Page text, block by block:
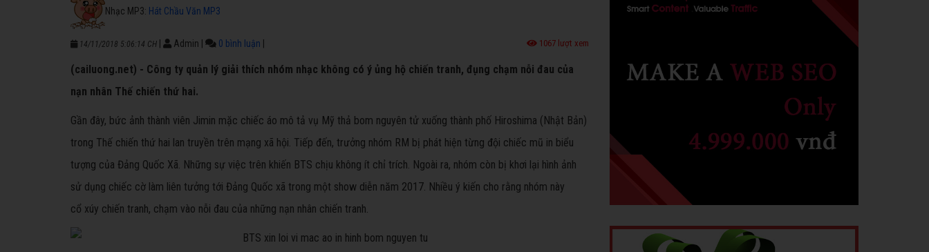
Nhạc MP3: Hát Chầu Văn MP3
14/11/2018 5:06:14 CH Admin 0 bình luận 1067 lượt xem
(cailuong.net) - Công ty quản lý giải thích nhóm nhạc không có ý ủng hộ chiến tranh, đụng chạm nỗi đau của
nạn nhân Thế chiến thứ hai.
Gần đây, bức ảnh thành viên Jimin mặc chiếc áo mô tả vụ Mỹ thả bom nguyên tử xuống thành phố Hiroshima (Nhật Bản)
trong Thế chiến thứ hai lan truyền trên mạng xã hội. Tiếp đến, trưởng nhóm RM bị phát hiện từng đội chiếc mũ in biểu
tượng của Đảng Quốc Xã. Những sự việc trên khiến BTS chịu không ít chỉ trích. Ngoài ra, nhóm còn bị khơi lại hình ảnh
sử dụng chiếc cờ làm liên tưởng tới Đảng Quốc xã trong một show diễn năm 2017. Nhiều ý kiến cho rằng nhóm này
cổ xúy chiến tranh, chạm vào nỗi đau của những nạn nhân chiến tranh.